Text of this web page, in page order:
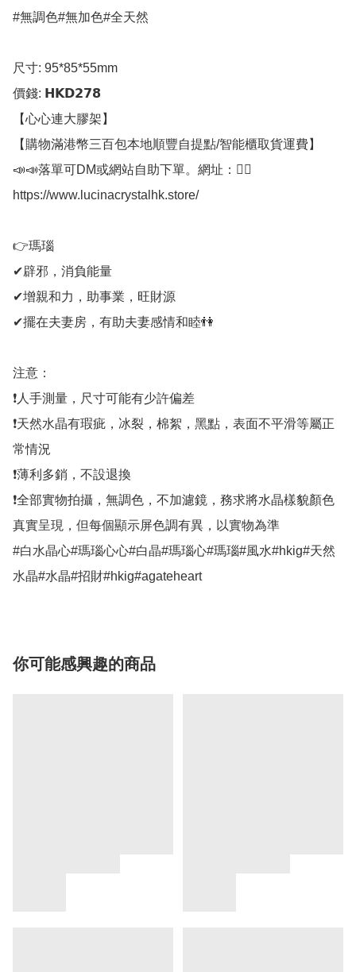
#無調色#無加色#全天然
尺寸: 95*85*55mm
價錢: 𝗛𝗞𝗗𝟮𝟳𝟴
【心心連大膠架】
【購物滿港幣三百包本地順豐自提點/智能櫃取貨運費】
📣📣落單可DM或網站自助下單。網址：👇🏻
https://www.lucinacrystalhk.store/
👉瑪瑙
✔辟邪，消負能量
✔增親和力，助事業，旺財源
✔擺在夫妻房，有助夫妻感情和睦👫
注意：
❗人手測量，尺寸可能有少許偏差
❗天然水晶有瑕疵，冰裂，棉絮，黑點，表面不平滑等屬正
常情況
❗薄利多銷，不設退換
❗全部實物拍攝，無調色，不加濾鏡，務求將水晶樣貌顏色
真實呈現，但每個顯示屏色調有異，以實物為準
#白水晶心#瑪瑙心心#白晶#瑪瑙心#瑪瑙#風水#hkig#天然
水晶#水晶#招財#hkig#agateheart
你可能感興趣的商品